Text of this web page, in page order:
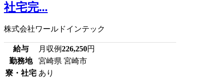
社宅完...
株式会社ワールドインテック
給与 月収例226,250円
勤務地
宮崎県 宮崎市
寮・社宅 あり